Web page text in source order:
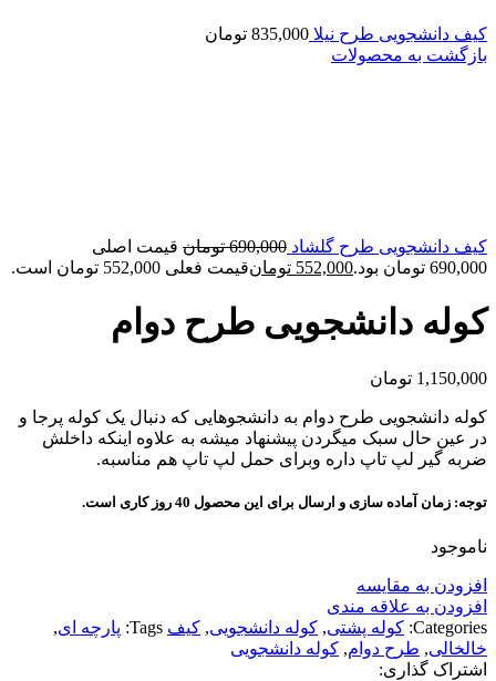
کیف دانشجویی طرح نیلا 835,000 تومان
بازگشت به محصولات
کیف دانشجویی طرح گلشاد 690,000 تومان قیمت اصلی
690,000 تومان بود.
552,000 تومانقیمت فعلی 552,000 تومان است.
کوله دانشجویی طرح دوام
1,150,000 تومان
کوله دانشجویی طرح دوام به دانشجوهایی که دنبال یک کوله پرجا و
در عین حال سبک میگردن پیشنهاد میشه به علاوه اینکه داخلش
ضربه گیر لپ تاپ داره وبرای حمل لپ تاپ هم مناسبه.
توجه: زمان آماده سازی و ارسال برای این محصول 40 روز کاری است.
ناموجود
افزودن به مقایسه
افزودن به علاقه مندی
Categories: کوله پشتی, کوله دانشجویی, کیف Tags: پارچه ای,
خالخالی, طرح دوام, کوله دانشجویی
اشتراک گذاری: